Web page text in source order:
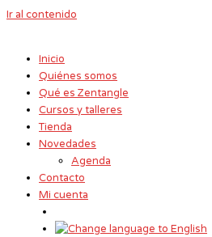
Ir al contenido
Inicio
Quiénes somos
Qué es Zentangle
Cursos y talleres
Tienda
Novedades
Agenda
Contacto
Mi cuenta